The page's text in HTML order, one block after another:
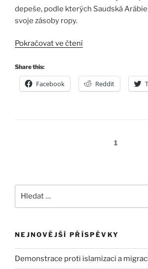
depeše, podle kterých Saudská
svoje zásoby ropy.
Pokračovat ve čtení„Saudové
posledního“
Share this:
Facebook Reddit
Stránka:1
NEJNOVĚJŠÍ PŘÍSPĚVKY
Demonstrace proti islamizaci a